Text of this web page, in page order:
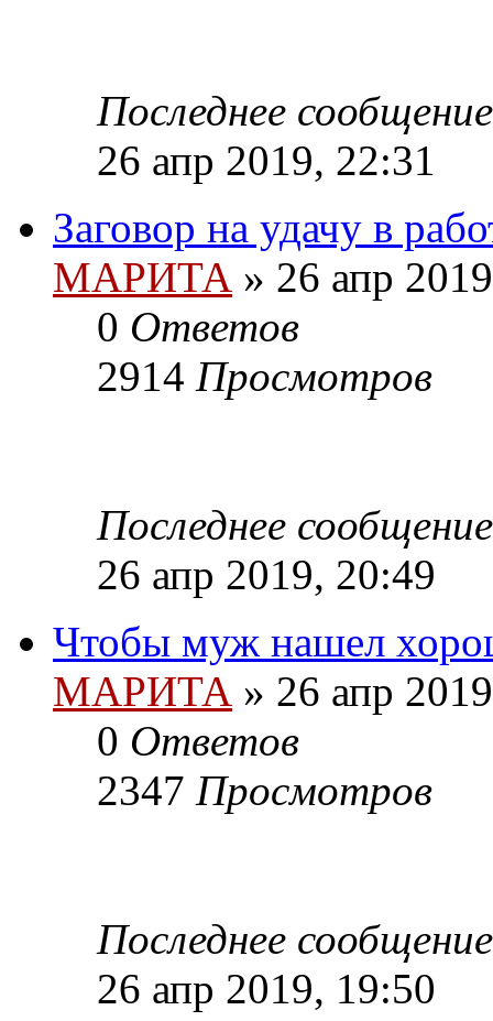
Последнее сообщение
26 апр 2019, 22:31
Заговор на удачу в
МАРИТА » 26 апр
0 Ответов
2914 Просмотров
Последнее сообщение
26 апр 2019, 20:49
Чтобы муж нашел
МАРИТА » 26 апр
0 Ответов
2347 Просмотров
Последнее сообщение
26 апр 2019, 19:50